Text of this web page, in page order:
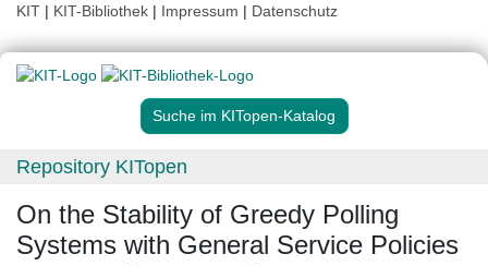
KIT | KIT-Bibliothek | Impressum | Datenschutz
Suche im KITopen-Katalog
Repository KITopen
On the Stability of Greedy Polling
Systems with General Service Policies